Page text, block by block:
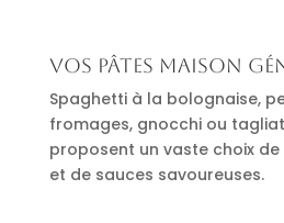
Vos pâtes maison
Spaghetti à la bolognaise,
fromages, gnocchi ou
proposent un vaste choix
et de sauces savoureuses.